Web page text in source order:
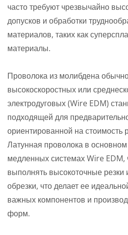
часто требуют чрезвычайно
допусков и обработки
материалов, таких как
материалы.
Проволока из молибдена
высокоскоростных или
электродуговых (Wire EDM)
подходящей для
ориентированной на стоимость
Латунная проволока в основном
медленных системах Wire EDM,
выполнять высокоточные
обрезки, что делает ее
важных компонентов и
форм.